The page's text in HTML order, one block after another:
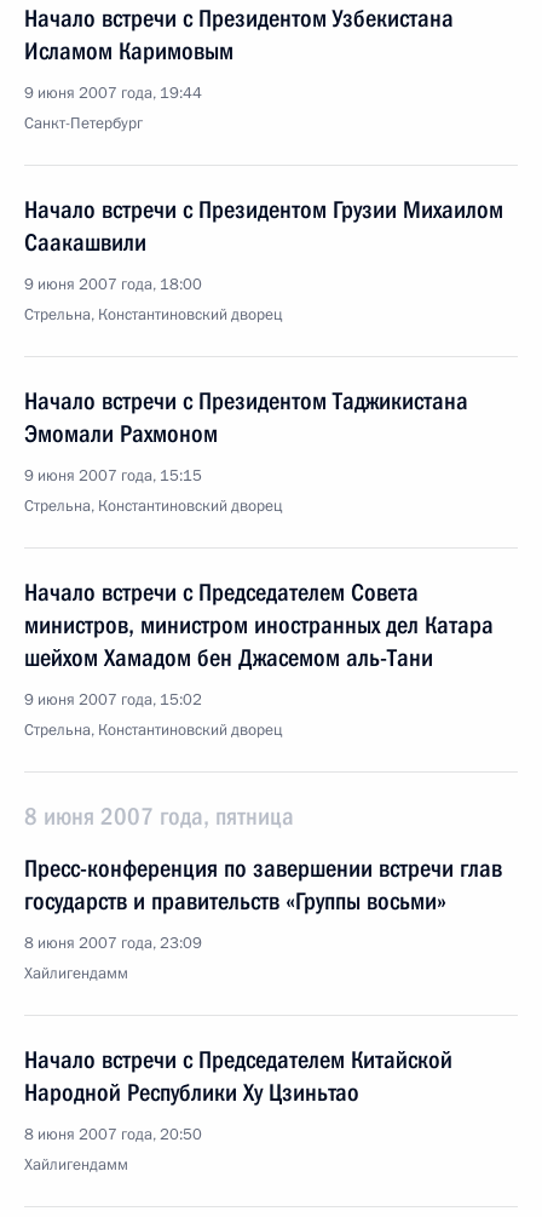
Начало встречи с Президентом Узбекистана
Исламом Каримовым
9 июня 2007 года, 19:44
Санкт-Петербург
Начало встречи с Президентом Грузии Михаилом
Саакашвили
9 июня 2007 года, 18:00
Стрельна, Константиновский дворец
Начало встречи с Президентом Таджикистана
Эмомали Рахмоном
9 июня 2007 года, 15:15
Стрельна, Константиновский дворец
Начало встречи с Председателем Совета
министров, министром иностранных дел Катара
шейхом Хамадом бен Джасемом аль-Тани
9 июня 2007 года, 15:02
Стрельна, Константиновский дворец
8 июня 2007 года, пятница
Пресс-конференция по завершении встречи глав
государств и правительств «Группы восьми»
8 июня 2007 года, 23:09
Хайлигендамм
Начало встречи с Председателем Китайской
Народной Республики Ху Цзиньтао
8 июня 2007 года, 20:50
Хайлигендамм